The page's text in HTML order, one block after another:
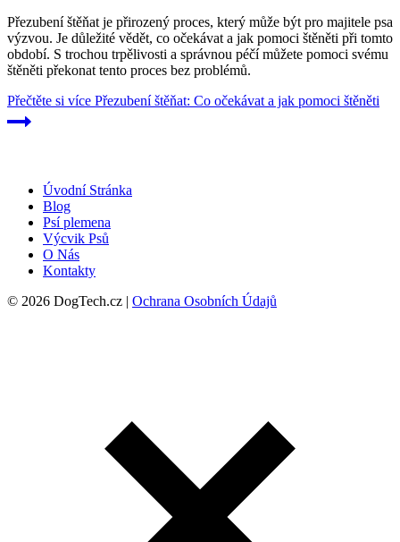
Přezubení štěňat je přirozený proces, který může být pro majitele psa
výzvou. Je důležité vědět, co očekávat a jak pomoci štěněti při tomto
období. S trochou trpělivosti a správnou péčí můžete pomoci svému
štěněti překonat tento proces bez problémů.
Přečtěte si více Přezubení štěňat: Co očekávat a jak pomoci štěněti
Úvodní Stránka
Blog
Psí plemena
Výcvik Psů
O Nás
Kontakty
© 2026 DogTech.cz | Ochrana Osobních Údajů